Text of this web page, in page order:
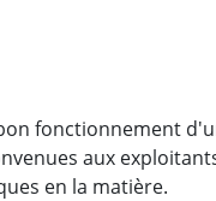
fonctionnement
aux
en la matière.